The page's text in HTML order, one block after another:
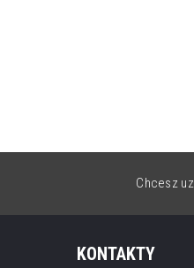
Chcesz
KONTAKTY